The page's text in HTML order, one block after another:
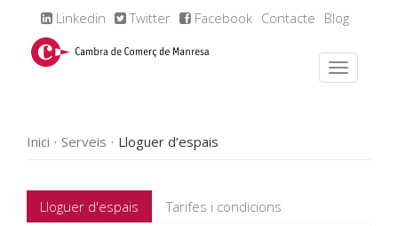
Linkedin Twitter Facebook Contacte Blog
Inici Serveis Lloguer d’espais
Lloguer d'espais Tarifes i condicions